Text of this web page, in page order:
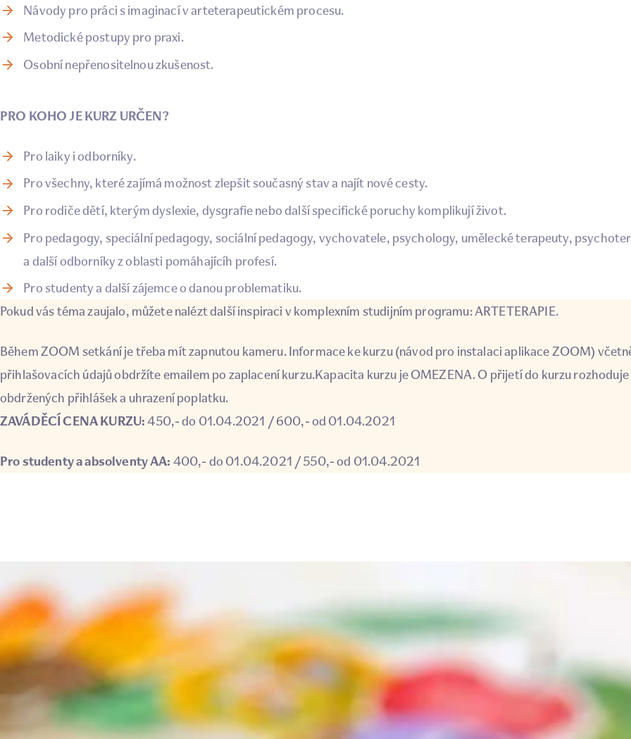
Návody pro práci s imaginací v arteterapeutickém procesu.
Metodické postupy pro praxi.
Osobní nepřenositelnou zkušenost.
PRO KOHO JE KURZ URČEN?
Pro laiky i odborníky.
Pro všechny, které zajímá možnost zlepšit současný stav a najít nové cesty.
Pro rodiče dětí, kterým dyslexie, dysgrafie nebo další specifické poruchy komplikují život.
Pro pedagogy, speciální pedagogy, sociální pedagogy, vychovatele, psychology, umělecké terapeuty,
a další odborníky z oblasti pomáhajícíh profesí.
Pro studenty a další zájemce o danou problematiku.
Pokud vás téma zaujalo, můžete nalézt další inspiraci v komplexním studijním programu:ARTETERAPIE.
Během ZOOM setkání je třeba mít zapnutou kameru. Informace ke kurzu (návod pro instalaci aplikace ZOOM)
přihlašovacích údajů obdržíte emailem po zaplacení kurzu.Kapacita kurzu je OMEZENA. O přijetí do kurzu
obdržených přihlášek a uhrazení poplatku.
ZAVÁDĚCÍ CENA KURZU:450,- do 01.04.2021 / 600,- od 01.04.2021
Pro studenty a absolventy AA: 400,- do 01.04.2021 / 550,- od 01.04.2021